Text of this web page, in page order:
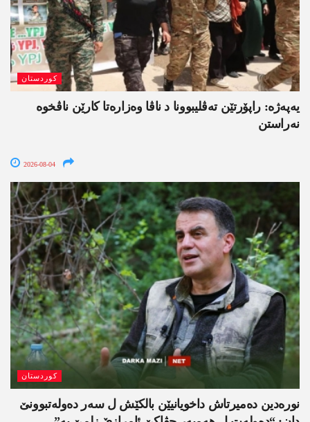
کوردستان
یەپەژە: راپۆرتێن تەڤلیبوونا د ناڤا وەزارەتا کارێن ناڤخوە
نەراستن
2026-08-04
کوردستان
نورەدین دەمیرتاش داخویانیێن بالکێش ل سەر دەولەتبوونێ